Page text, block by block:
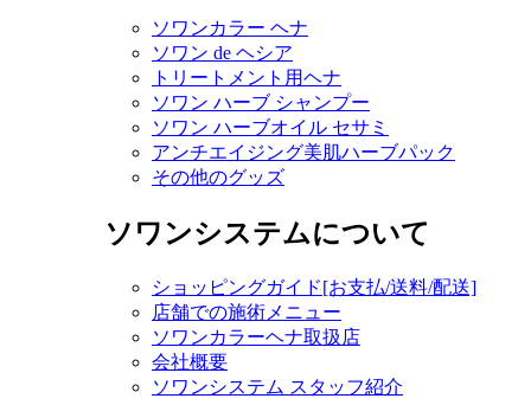
ソワンカラー ヘナ
ソワン de ヘシア
トリートメント用ヘナ
ソワン ハーブ シャンプー
ソワン ハーブオイル セサミ
アンチエイジング美肌ハーブパック
その他のグッズ
ソワンシステムについて
ショッピングガイド[お支払/送料/配送]
店舗での施術メニュー
ソワンカラーヘナ取扱店
会社概要
ソワンシステム スタッフ紹介